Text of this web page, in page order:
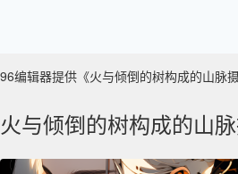
96编辑器提供《火与倾倒的树构成的山脉
火与倾倒的树构成的山